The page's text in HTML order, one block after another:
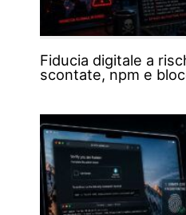
Fiducia digitale a
scontate, npm e